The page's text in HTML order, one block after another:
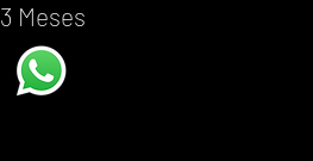
3 Meses